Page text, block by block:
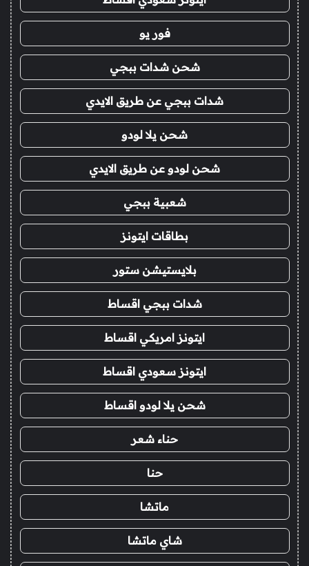
فور يو
شحن شدات ببجي
شدات ببجي عن طريق الايدي
شحن يلا لودو
شحن لودو عن طريق الايدي
شعبية ببجي
بطاقات ايتونز
بلايستيشن ستور
شدات ببجي اقساط
ايتونز امريكي اقساط
ايتونز سعودي اقساط
شحن يلا لودو اقساط
حناء شعر
حنا
ماتشا
شاي ماتشا